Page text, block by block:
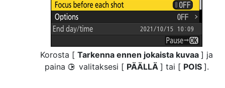
Korosta [ Tarkenna ennen jokaista kuvaa ] ja
paina 2 valitaksesi [ PÄÄLLÄ ] tai [ POIS ].